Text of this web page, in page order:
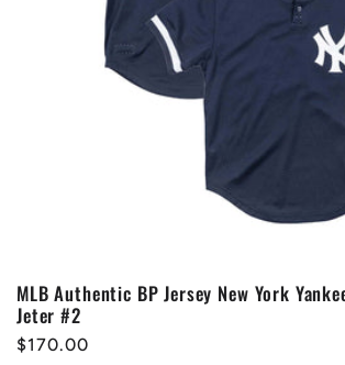
MLB Authentic BP Jersey New York
Jeter #2
Prix
$170.00